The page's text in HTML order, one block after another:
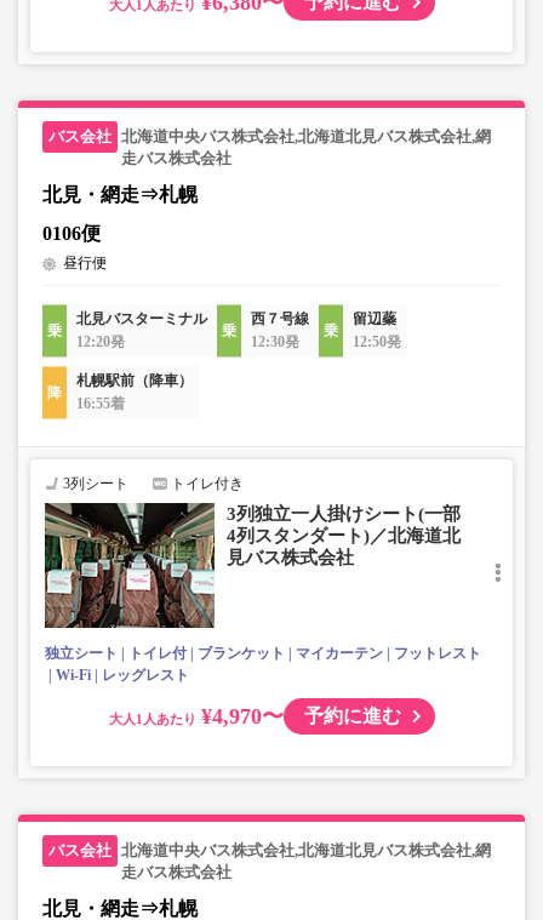
大人
北海道中央バス株式会社,北海道北見バス株式会社,網
走バス株式会社
北見・網走⇒札幌
0106便
昼行便
北見バスターミナル
12:20発
西７号線
12:30発
留辺蘂
12:50発
札幌駅前（降車）
16:55着
3列シート トイレ付き
3列独立一人掛けシート(一部
4列スタンダート)／北海道北
見バス株式会社
独立シート トイレ付 ブランケット マイカーテン
フットレスト
Wi-Fi
レッグレスト
大人 ¥4,970〜 予約に進む
北海道中央バス株式会社,北海道北見バス株式会社,網
走バス株式会社
北見・網走⇒札幌